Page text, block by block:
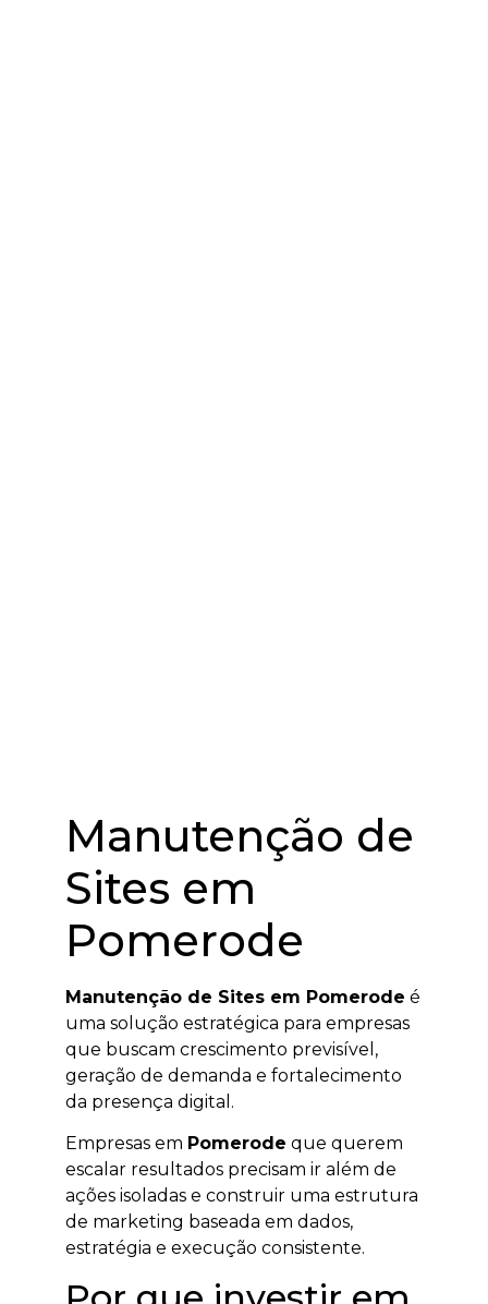
Manutenção de
Sites em
Pomerode
Manutenção de Sites em Pomerode é
uma solução estratégica para empresas
que buscam crescimento previsível,
geração de demanda e fortalecimento
da presença digital.
Empresas em Pomerode que querem
escalar resultados precisam ir além de
ações isoladas e construir uma estrutura
de marketing baseada em dados,
estratégia e execução consistente.